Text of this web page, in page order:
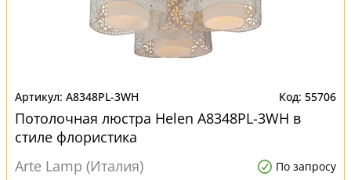
A8348PL-3WH 55706
Потолочная люстра Helen A8348PL-3WH в
стиле флористика
Arte Lamp (Италия)
По запросу